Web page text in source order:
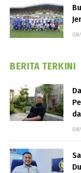
BERITA TERKINI